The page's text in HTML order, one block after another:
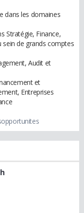
dans les domaines
Stratégie, Finance,
sein de grands comptes
Audit et
et
Entreprises